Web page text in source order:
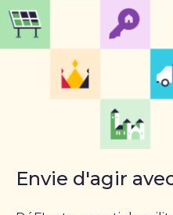
Envie d'agir